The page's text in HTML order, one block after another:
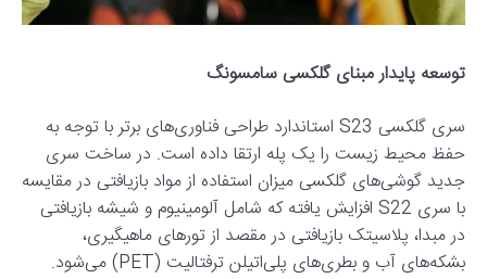
توسعه پایدار مبنای گلکسی سامسونگ
سری گلکسی S23 استاندارد طراحی فناوری‌های برتر با توجه به
حفظ محیط زیست را یک پله ارتقا داده است. در ساخت سری
جدید گوشی‌های گلکسی میزان استفاده از مواد بازیافتی در مقایسه
با سری S22 افزایش یافته که شامل آلومینیوم و شیشه بازیافتی
در مبدا، پلاسیتک بازیافتی در مقصد از تورهای ماهیگیری،
بشکه‌های آب و بطری‌های پلی‌اتیلن ترفتالیت (PET) می‌شود.